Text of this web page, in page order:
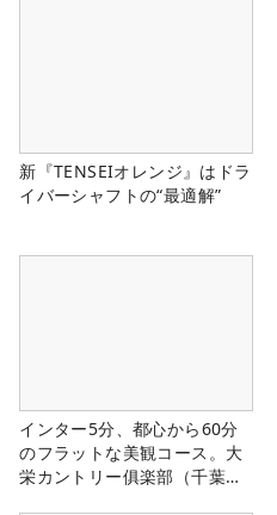
新『TENSEIオレンジ』はドラ
イバーシャフトの“最適解”
インター5分、都心から60分
のフラットな美観コース。大
栄カントリー俱楽部（千葉